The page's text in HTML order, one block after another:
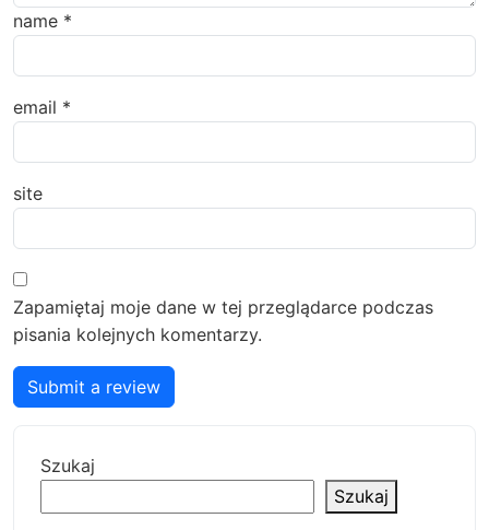
name *
email *
site
Zapamiętaj moje dane w tej przeglądarce podczas
pisania kolejnych komentarzy.
Submit a review
Szukaj
Szukaj